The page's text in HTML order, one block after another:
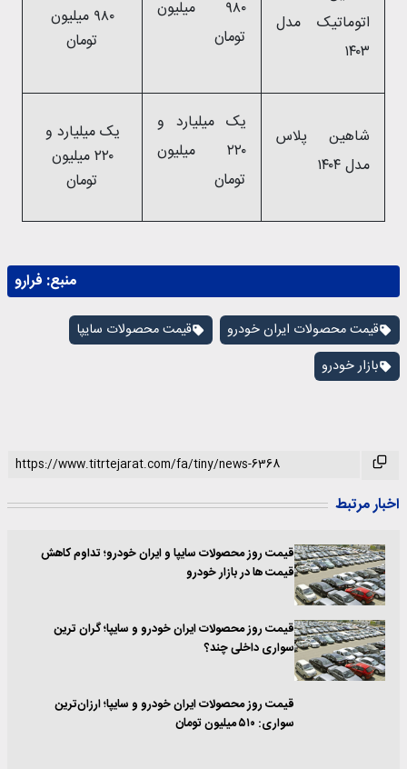
اتوماتیک مدل
۱۴۰۳
۹۸۰ میلیون
تومان
۹۸۰ میلیون
تومان
شاهین پلاس
مدل ۱۴۰۴
یک میلیارد و
۲۲۰ میلیون
تومان
یک میلیارد و
۲۲۰ میلیون
تومان
منبع: فرارو
قیمت محصولات ایران خودرو
قیمت محصولات سایپا
بازار خودرو
اخبار مرتبط
قیمت روز محصولات سایپا و ایران خودرو؛ تداوم کاهش
قیمت ها در بازار خودرو
قیمت روز محصولات ایران خودرو و سایپا؛ گران ترین
سواری داخلی چند؟
قیمت روز محصولات ایران خودرو و سایپا؛ ارزان‌ترین
سواری: ۵۱۰ میلیون تومان